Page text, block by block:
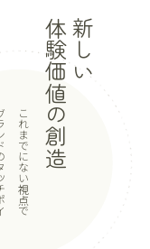
新しい
体験価値の創造
こ
れ
ま
で
に
な
い
視
点
で
ブ
ラ
ン
ド
の
タ
ッ
チ
ポ
イ
ン
ト
を
創
出
し
、
新
し
い
体
験
価
値
を
創